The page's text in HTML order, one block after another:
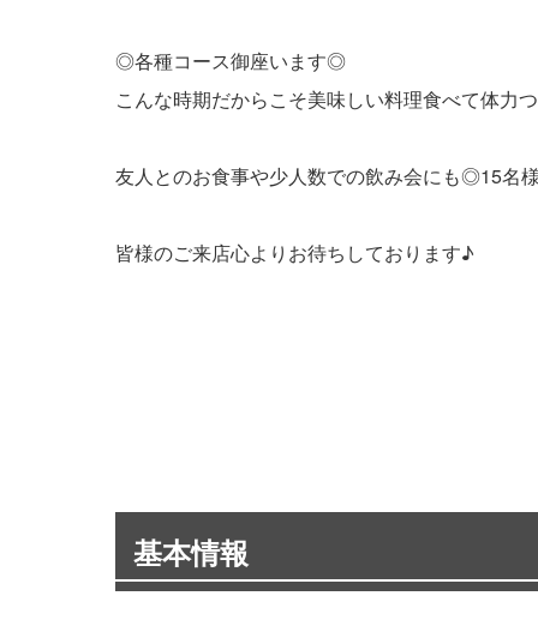
◎各種コース御座います◎
こんな時期だからこそ美味しい料理食べて体力
友人とのお食事や少人数での飲み会にも◎15名様
皆様のご来店心よりお待ちしております♪
基本情報